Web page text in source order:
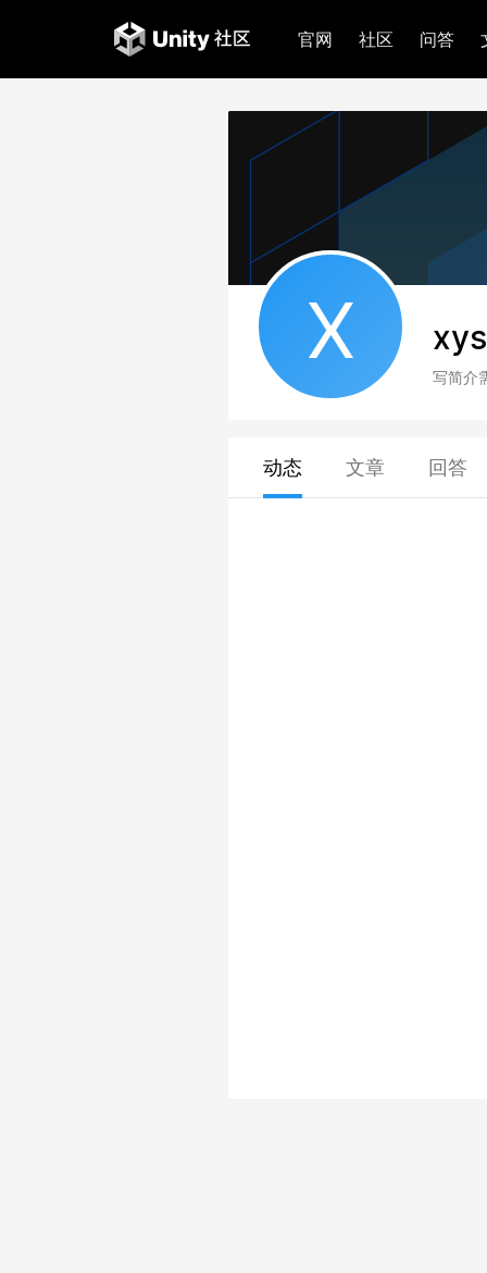
官网 社区 问答
X
写简介
动态 文章 回答